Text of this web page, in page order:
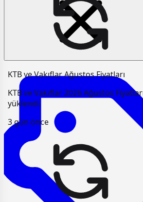
KTB ve Vakıflar Ağustos Fiyatları
KTB ve Vakıflar 2026 Ağustos
yüklendi.
3 gün önce